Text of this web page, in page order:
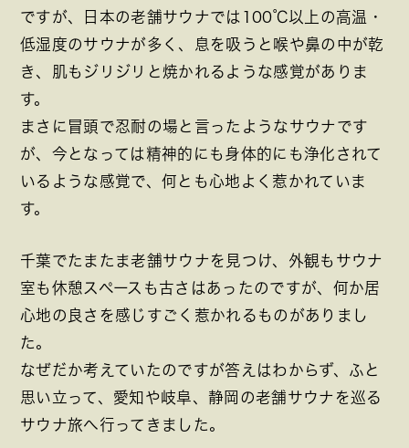
ですが、日本の老舗サウナでは100℃以上の高温・
低湿度のサウナが多く、息を吸うと喉や鼻の中が乾
き、肌もジリジリと焼かれるような感覚がありま
す。
まさに冒頭で忍耐の場と言ったようなサウナです
が、今となっては精神的にも身体的にも浄化されて
いるような感覚で、何とも心地よく惹かれていま
す。
千葉でたまたま老舗サウナを見つけ、外観もサウナ
室も休憩スペースも古さはあったのですが、何か居
心地の良さを感じすごく惹かれるものがありまし
た。
なぜだか考えていたのですが答えはわからず、ふと
思い立って、愛知や岐阜、静岡の老舗サウナを巡る
サウナ旅へ行ってきました。